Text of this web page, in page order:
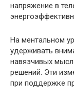
напряжение в
На ментальном
удерживать
навязчивых
решений. Эти
при поддержке